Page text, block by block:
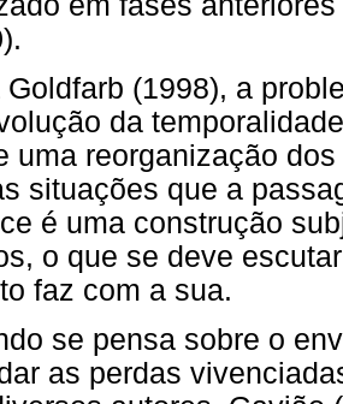
Goldfarb (1998), a
da
uma reorganização
situações que a
é uma construção
o que se deve
faz com a sua.
se pensa sobre o
as perdas